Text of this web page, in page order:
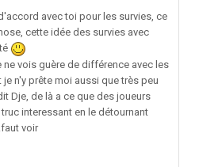
avec toi pour les survies, ce
cette idée des survies avec
ne vois guère de différence avec les
n'y prête moi aussi que très peu
Dje, de là a ce que des joueurs
interessant en le détournant
voir